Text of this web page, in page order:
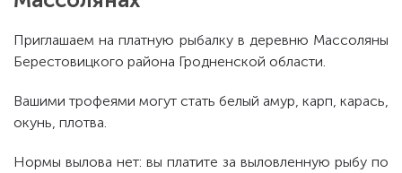
Приглашаем на платную рыбалку в деревню Массоляны
Берестовицкого района Гродненской области.
Вашими трофеями могут стать белый амур, карп, карась,
окунь, плотва.
Нормы вылова нет: вы платите за выловленную рыбу по